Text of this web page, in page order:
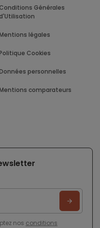
Conditions Générales
d'Utilisation
Mentions légales
Politique Cookies
Données personnelles
Mentions comparateurs
nos conditions